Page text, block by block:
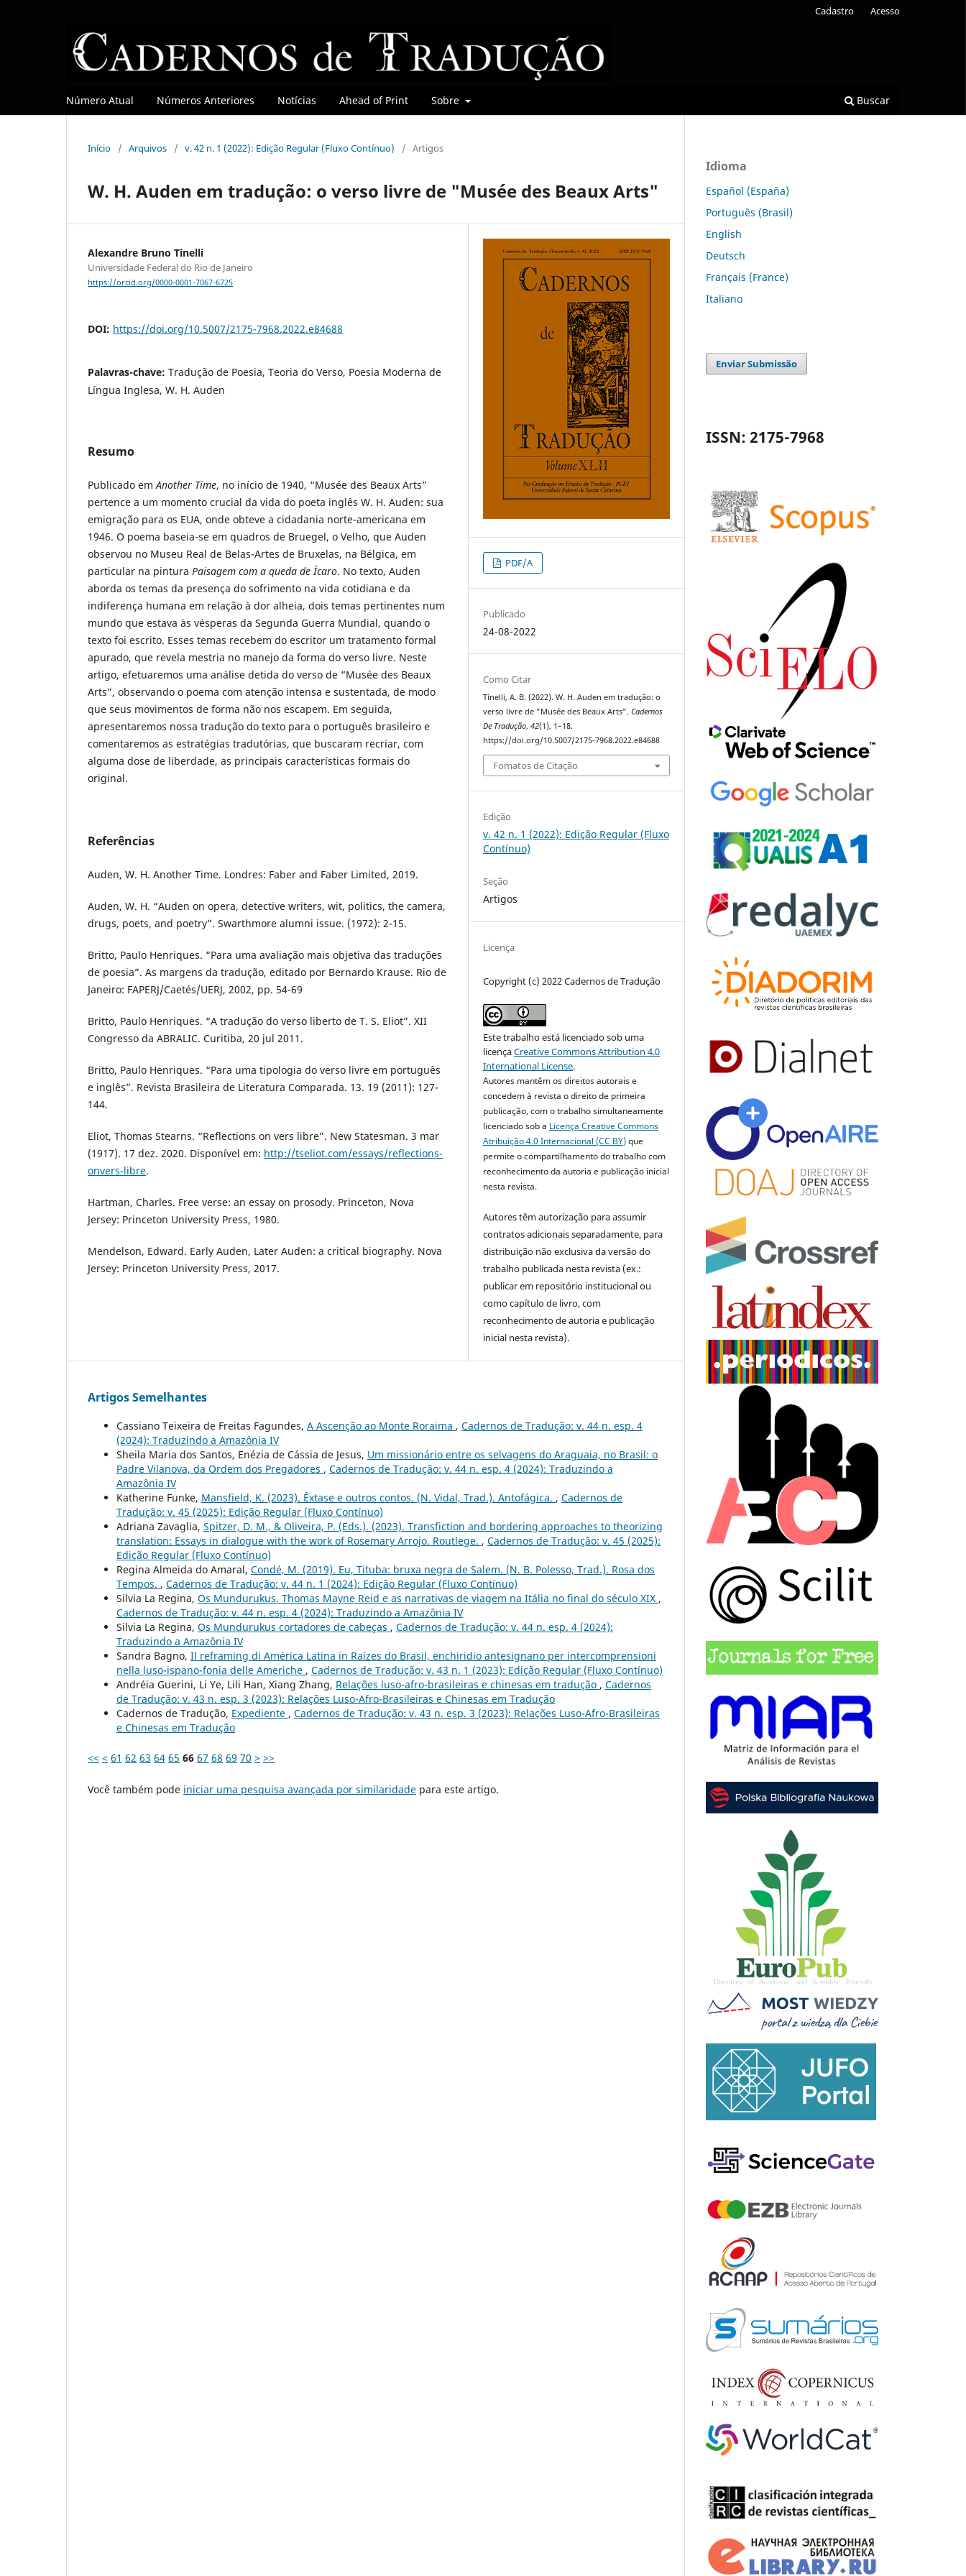
Número Atual Números Anteriores Notícias Ahead of Print Sobre Buscar
Cadastro Acesso
Início / Arquivos / v. 42 n. 1 (2022): Edição Regular (Fluxo Contínuo) / Artigos
W. H. Auden em tradução: o verso livre de "Musée des Beaux Arts"
Alexandre Bruno Tinelli
Universidade Federal do Rio de Janeiro
https://orcid.org/0000-0001-7067-6725
DOI: https://doi.org/10.5007/2175-7968.2022.e84688
Palavras-chave: Tradução de Poesia, Teoria do Verso, Poesia Moderna de
Língua Inglesa, W. H. Auden
Resumo
Publicado emAnother Time, no início de 1940, “Musée des Beaux Arts”
pertence a um momento crucial da vida do poeta inglês W. H. Auden: sua
emigração para os EUA, onde obteve a cidadania norte-americana em
1946. O poema baseia-se em quadros de Bruegel, o Velho, que Auden
observou no Museu Real de Belas-Artes de Bruxelas, na Bélgica, em
particular na pintura Paisagem com a queda de Ícaro. No texto, Auden
aborda os temas da presença do sofrimento na vida cotidiana e da
indiferença humana em relação à dor alheia, dois temas pertinentes num
mundo que estava às vésperas da Segunda Guerra Mundial, quando o
texto foi escrito. Esses temas recebem do escritor um tratamento formal
apurado, que revela mestria no manejo da forma do verso livre. Neste
artigo, efetuaremos uma análise detida do verso de “Musée des Beaux
Arts”, observando o poema com atenção intensa e sustentada, de modo
que seus movimentos de forma não nos escapem. Em seguida,
apresentaremos nossa tradução do texto para o português brasileiro e
comentaremos as estratégias tradutórias, que buscaram recriar, com
alguma dose de liberdade, as principais características formais do
original.
Referências
Auden, W. H. Another Time. Londres: Faber and Faber Limited, 2019.
Auden, W. H. “Auden on opera, detective writers, wit, politics, the camera,
drugs, poets, and poetry”. Swarthmore alumni issue. (1972): 2-15.
Britto, Paulo Henriques. “Para uma avaliação mais objetiva das traduções
de poesia”. As margens da tradução, editado por Bernardo Krause. Rio de
Janeiro: FAPERJ/Caetés/UERJ, 2002, pp. 54-69
Britto, Paulo Henriques. “A tradução do verso liberto de T. S. Eliot”. XII
Congresso da ABRALIC. Curitiba, 20 jul 2011.
Britto, Paulo Henriques. “Para uma tipologia do verso livre em português
e inglês”. Revista Brasileira de Literatura Comparada. 13. 19 (2011): 127-
144.
Eliot, Thomas Stearns. “Reflections on vers libre”. New Statesman. 3 mar
(1917). 17 dez. 2020. Disponível em: http://tseliot.com/essays/reflections-
onvers-libre.
Hartman, Charles. Free verse: an essay on prosody. Princeton, Nova
Jersey: Princeton University Press, 1980.
Mendelson, Edward. Early Auden, Later Auden: a critical biography. Nova
Jersey: Princeton University Press, 2017.
PDF/A
Publicado
24-08-2022
Como Citar
Tinelli, A. B. (2022). W. H. Auden em tradução: o
verso livre de "Musée des Beaux Arts".Cadernos
De Tradução,42(1), 1–18.
https://doi.org/10.5007/2175-7968.2022.e84688
Fomatos de Citação
Edição
v. 42 n. 1 (2022): Edição Regular (Fluxo
Contínuo)
Seção
Artigos
Licença
Copyright (c) 2022 Cadernos de Tradução
Este trabalho está licenciado sob uma
licençaCreative Commons Attribution 4.0
International License.
Autores mantêm os direitos autorais e
concedem à revista o direito de primeira
publicação, com o trabalho simultaneamente
licenciado sob a Licença Creative Commons
Atribuição 4.0 Internacional (CC BY)que
permite o compartilhamento do trabalho com
reconhecimento da autoria e publicação inicial
nesta revista.
Autores têm autorização para assumir
contratos adicionais separadamente, para
distribuição não exclusiva da versão do
trabalho publicada nesta revista (ex.:
publicar em repositório institucional ou
como capítulo de livro, com
reconhecimento de autoria e publicação
inicial nesta revista).
Artigos Semelhantes
Cassiano Teixeira de Freitas Fagundes, A Ascenção ao Monte Roraima , Cadernos de Tradução: v. 44 n. esp. 4
(2024): Traduzindo a Amazônia IV
Sheila Maria dos Santos, Enézia de Cássia de Jesus, Um missionário entre os selvagens do Araguaia, no Brasil: o
Padre Vilanova, da Ordem dos Pregadores , Cadernos de Tradução: v. 44 n. esp. 4 (2024): Traduzindo a
Amazônia IV
Katherine Funke, Mansfield, K. (2023). Êxtase e outros contos. (N. Vidal, Trad.). Antofágica. , Cadernos de
Tradução: v. 45 (2025): Edição Regular (Fluxo Contínuo)
Adriana Zavaglia, Spitzer, D. M., & Oliveira, P. (Eds.). (2023). Transfiction and bordering approaches to theorizing
translation: Essays in dialogue with the work of Rosemary Arrojo. Routlege. , Cadernos de Tradução: v. 45 (2025):
Edição Regular (Fluxo Contínuo)
Regina Almeida do Amaral, Condé, M. (2019). Eu, Tituba: bruxa negra de Salem. (N. B. Polesso, Trad.). Rosa dos
Tempos. , Cadernos de Tradução: v. 44 n. 1 (2024): Edição Regular (Fluxo Contínuo)
Silvia La Regina, Os Mundurukus. Thomas Mayne Reid e as narrativas de viagem na Itália no final do século XIX ,
Cadernos de Tradução: v. 44 n. esp. 4 (2024): Traduzindo a Amazônia IV
Silvia La Regina, Os Mundurukus cortadores de cabeças , Cadernos de Tradução: v. 44 n. esp. 4 (2024):
Traduzindo a Amazônia IV
Sandra Bagno, Il reframing di América Latina in Raízes do Brasil, enchiridio antesignano per intercomprensioni
nella luso-ispano-fonia delle Americhe , Cadernos de Tradução: v. 43 n. 1 (2023): Edição Regular (Fluxo Contínuo)
Andréia Guerini, Li Ye, Lili Han, Xiang Zhang, Relações luso-afro-brasileiras e chinesas em tradução , Cadernos
de Tradução: v. 43 n. esp. 3 (2023): Relações Luso-Afro-Brasileiras e Chinesas em Tradução
Cadernos de Tradução, Expediente , Cadernos de Tradução: v. 43 n. esp. 3 (2023): Relações Luso-Afro-Brasileiras
e Chinesas em Tradução
<< < 61 62 63 64 65 66 67 68 69 70 > >>
Você também pode iniciar uma pesquisa avançada por similaridade para este artigo.
Idioma
Español (España)
Português (Brasil)
English
Deutsch
Français (France)
Italiano
Enviar Submissão
ISSN: 2175-7968